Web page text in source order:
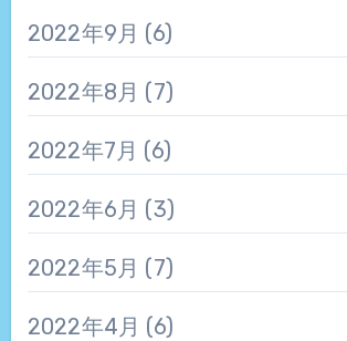
2022年9月 (6)
2022年8月 (7)
2022年7月 (6)
2022年6月 (3)
2022年5月 (7)
2022年4月 (6)